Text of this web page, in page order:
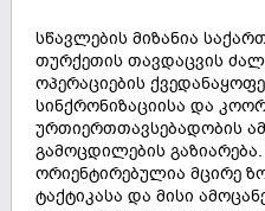
სწავლების მიზანია
თურქეთის თავდაცვის
ოპერაციების
სინქრონიზაციისა და
ურთიერთთავსებადობის
გამოცდილების
ორიენტირებულია მცირე
ტაქტიკასა და მისი